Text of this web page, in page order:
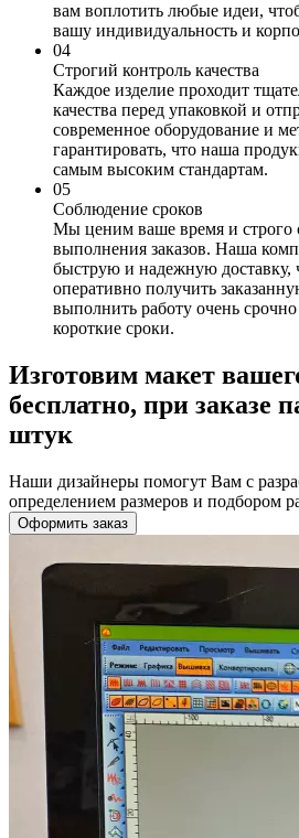
вам воплотить любые идеи,
вашу индивидуальность и
04
Строгий контроль качества
Каждое изделие проходит
качества перед упаковкой и
современное оборудование и
гарантировать, что наша
самым высоким стандартам.
05
Соблюдение сроков
Мы ценим ваше время и строго
выполнения заказов. Наша
быструю и надежную доставку,
оперативно получить
выполнить работу очень
короткие сроки.
Изготовим макет
бесплатно, при заказе
штук
Наши дизайнеры помогут Вам с
определением размеров и подбором
Оформить заказ